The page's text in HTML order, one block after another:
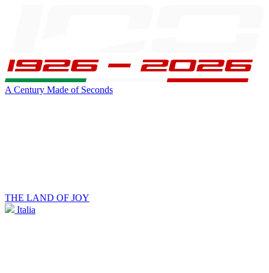
A Century Made of Seconds
THE LAND OF JOY
Italia